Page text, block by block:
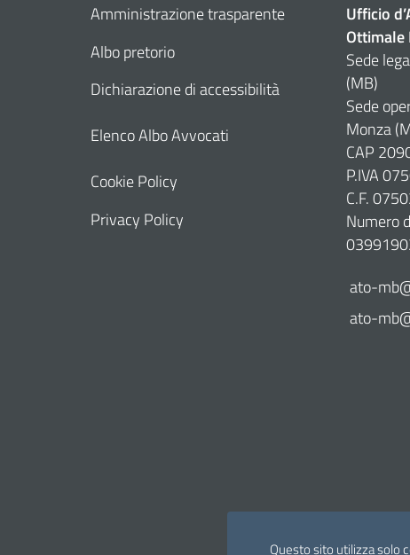
Questo sito utilizza solo
Amministrazione trasparente
Albo pretorio
Dichiarazione di accessibilità
Elenco Albo Avvocati
Cookie Policy
Privacy Policy
Ufficio
Ottimale
Sede
(MB)
Sede
Monza
CAP
P.IVA
C.F.
Numero
ato-
ato-